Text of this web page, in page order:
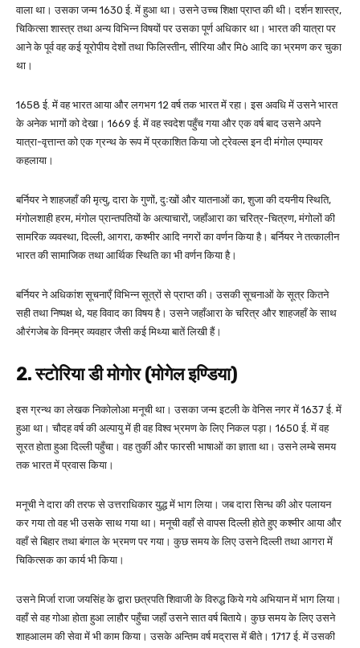
वाला था। उसका जन्म 1630 ई. में हुआ था। उसने उच्च शिक्षा प्राप्त की थी। दर्शन शास्त्र,
चिकित्सा शास्त्र तथा अन्य विभिन्न विषयों पर उसका पूर्ण अधिकार था। भारत की यात्रा पर
आने के पूर्व वह कई यूरोपीय देशों तथा फिलिस्तीन, सीरिया और मिò आदि का भ्रमण कर चुका
था।
1658 ई. में वह भारत आया और लगभग 12 वर्ष तक भारत में रहा। इस अवधि में उसने भारत
के अनेक भागों को देखा। 1669 ई. में वह स्वदेश पहुँच गया और एक वर्ष बाद उसने अपने
यात्रा-वृत्तान्त को एक ग्रन्थ के रूप में प्रकाशित किया जो ट्रेवल्स इन दी मंगोल एम्पायर
कहलाया।
बर्नियर ने शाहजहाँ की मृत्यु, दारा के गुणों, दुःखों और यातनाओं का, शुजा की दयनीय स्थिति,
मंगोलशाही हरम, मंगोल प्रान्तपतियों के अत्याचारों, जहाँआरा का चरित्र-चित्रण, मंगोलों की
सामरिक व्यवस्था, दिल्ली, आगरा, कश्मीर आदि नगरों का वर्णन किया है। बर्नियर ने तत्कालीन
भारत की सामाजिक तथा आर्थिक स्थिति का भी वर्णन किया है।
बर्नियर ने अधिकांश सूचनाएँ विभिन्न सूत्रों से प्राप्त की। उसकी सूचनाओं के सूत्र कितने
सही तथा निष्पक्ष थे, यह विवाद का विषय है। उसने जहाँआरा के चरित्र और शाहजहाँ के साथ
औरंगजेब के विनम्र व्यवहार जैसी कई मिथ्या बातें लिखी हैं।
2. स्टोरिया डी मोगोर (मोगेल इण्डिया)
इस ग्रन्थ का लेखक निकोलोआ मनूची था। उसका जन्म इटली के वेनिस नगर में 1637 ई. में
हुआ था। चौदह वर्ष की अल्पायु में ही वह विश्व भ्रमण के लिए निकल पड़ा। 1650 ई. में वह
सूरत होता हुआ दिल्ली पहुँचा। वह तुर्की और फारसी भाषाओं का ज्ञाता था। उसने लम्बे समय
तक भारत में प्रवास किया।
मनूची ने दारा की तरफ से उत्तराधिकार युद्ध में भाग लिया। जब दारा सिन्ध की ओर पलायन
कर गया तो वह भी उसके साथ गया था। मनूची वहाँ से वापस दिल्ली होते हुए कश्मीर आया और
वहाँ से बिहार तथा बंगाल के भ्रमण पर गया। कुछ समय के लिए उसने दिल्ली तथा आगरा में
चिकित्सक का कार्य भी किया।
उसने मिर्जा राजा जयसिंह के द्वारा छत्रपति शिवाजी के विरुद्ध किये गये अभियान में भाग लिया।
वहाँ से वह गोआ होता हुआ लाहौर पहुँचा जहाँ उसने सात वर्ष बिताये। कुछ समय के लिए उसने
शाहआलम की सेवा में भी काम किया। उसके अन्तिम वर्ष मद्रास में बीते। 1717 ई. में उसकी